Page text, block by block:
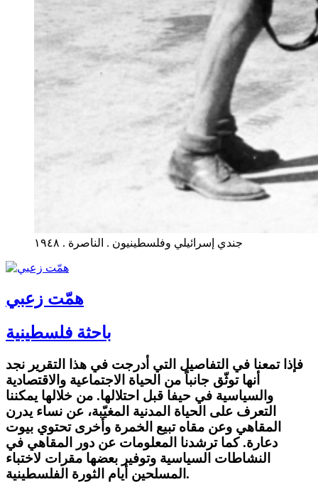
جندي إسرائيلي وفلسطينيون . الناصرة . ١٩٤٨
همّت زعبي
باحثة فلسطينية
فإذا تمعنا في التفاصيل التي أدرجت في هذا التقرير نجد
أنها توثّق جانباً من الحياة الاجتماعية والاقتصادية
والسياسية في حيفا قبل احتلالها. من خلالها يمكننا
التعرف على الحياة المدنية المغيّبة، عن نساء يدرن
المقاهي وعن مقاه تبيع الخمرة وأخرى تحتوي بيوت
دعارة. كما ترشدنا المعلومات عن دور المقاهي في
النشاطات السياسية وتوفير بعضها مقرات لاختباء
المسلحين أيام الثورة الفلسطينية.